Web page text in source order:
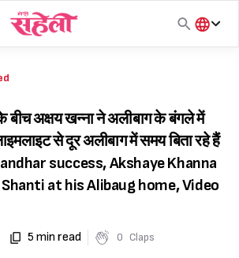
हिंदी
बीच अक्षय खन्ना ने अलीबाग के बंगले में
से दूर अलीबाग में समय बिता रहे हैं
success, Akshaye Khanna
at his Alibaug home, Video
5 min read 0 Claps